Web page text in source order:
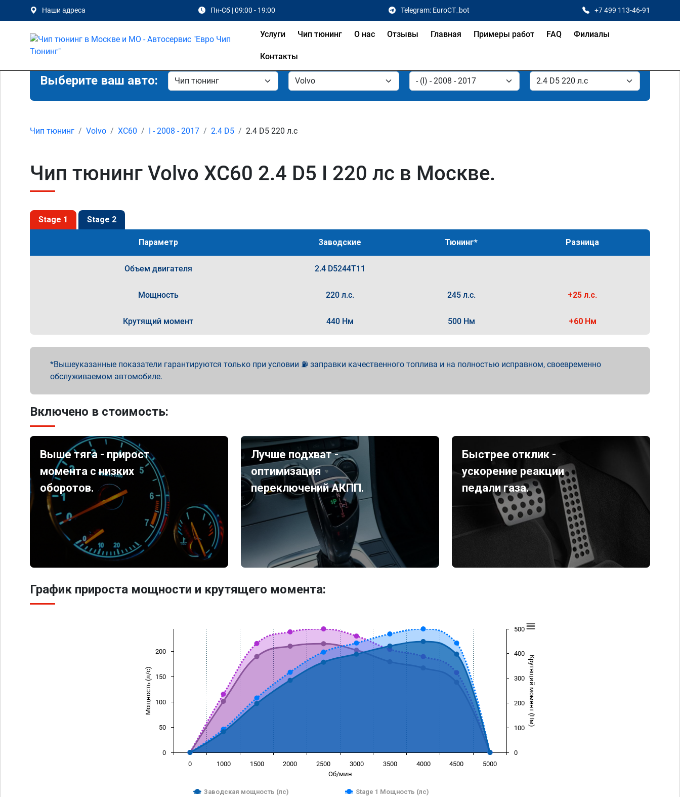
Наши адреса Пн-Сб | 09:00 - 19:00 Telegram: EuroCT_bot +7 499 113-46-91
Услуги Чип тюнинг О нас Отзывы Главная Примеры работ FAQ Филиалы
Контакты
Выберите ваш авто:
Чип тюнинг Volvo XC60 I - 2008 - 2017 2.4 D5 2.4 D5 220 л.с
Чип тюнинг Volvo XC60 2.4 D5 I 220 лс в Москве.
Stage 1 Stage 2
Параметр Заводские Тюнинг* Разница
Объем двигателя 2.4 D5244T11
Мощность 220 л.с. 245 л.с. +25 л.с.
Крутящий момент 440 Нм 500 Нм +60 Нм
Вышеуказанные показатели гарантируются только при условии ⛽ заправки качественного топлива и на полностью исправном, своевременно
обслуживаемом автомобиле.
Включено в стоимость:
Выше тяга - прирост
момента с низких
оборотов.
Лучше подхват -
оптимизация
переключений АКПП.
Быстрее отклик -
ускорение реакции
педали газа.
График прироста мощности и крутящего момента:
Об/мин
Мощность (л/с) Крутящий момент (Нм)
Заводская мощность (лс)
Stage 1 Мощность (лс)
0 1000 1500 2000 2500 3000 3500 4000 4500 5000
0
50
100
150
200
0
100
200
300
400
500